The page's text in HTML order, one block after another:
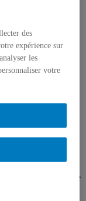
–
positive
9h30
: le cas de
des
expérience sur
les
votre